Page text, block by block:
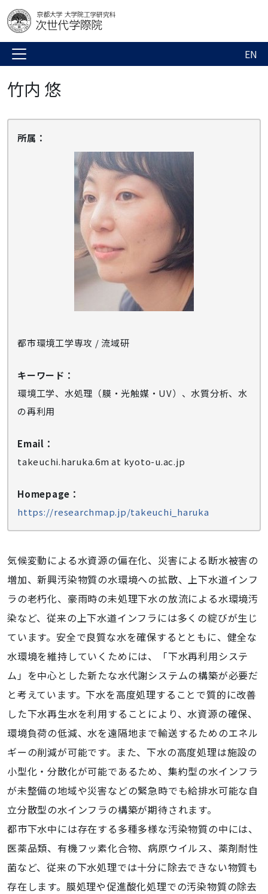
EN
竹内 悠
所属：
都市環境工学専攻 / 流域研
キーワード：
環境工学、水処理（膜・光触媒・UV）、水質分析、水
の再利用
Email：
takeuchi.haruka.6m at kyoto-u.ac.jp
Homepage：
https://researchmap.jp/takeuchi_haruka
気候変動による水資源の偏在化、災害による断水被害の
増加、新興汚染物質の水環境への拡散、上下水道インフ
ラの老朽化、豪雨時の未処理下水の放流による水環境汚
染など、従来の上下水道インフラには多くの綻びが生じ
ています。安全で良質な水を確保するとともに、健全な
水環境を維持していくためには、「下水再利用システ
ム」を中心とした新たな水代謝システムの構築が必要だ
と考えています。下水を高度処理することで質的に改善
した下水再生水を利用することにより、水資源の確保、
環境負荷の低減、水を遠隔地まで輸送するためのエネル
ギーの削減が可能です。また、下水の高度処理は施設の
小型化・分散化が可能であるため、集約型の水インフラ
が未整備の地域や災害などの緊急時でも給排水可能な自
立分散型の水インフラの構築が期待されます。
都市下水中には存在する多種多様な汚染物質の中には、
医薬品類、有機フッ素化合物、病原ウイルス、薬剤耐性
菌など、従来の下水処理では十分に除去できない物質も
存在します。膜処理や促進酸化処理での汚染物質の除去